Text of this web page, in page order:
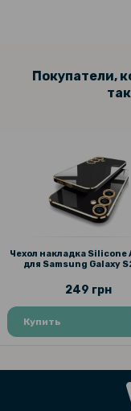
Покупатели,
Чехол накладка Silicone
для Samsung Galaxy
249 грн
Купить